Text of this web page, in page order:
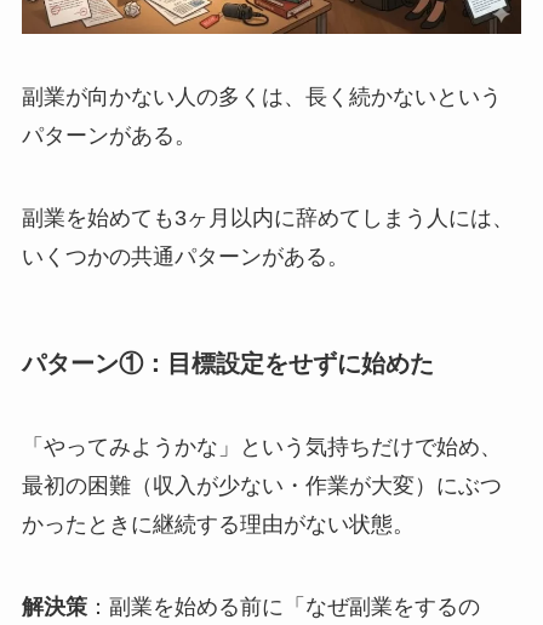
副業が向かない人の多くは、長く続かないという
パターンがある。
副業を始めても3ヶ月以内に辞めてしまう人には、
いくつかの共通パターンがある。
パターン①：目標設定をせずに始めた
「やってみようかな」という気持ちだけで始め、
最初の困難（収入が少ない・作業が大変）にぶつ
かったときに継続する理由がない状態。
解決策：副業を始める前に「なぜ副業をするの